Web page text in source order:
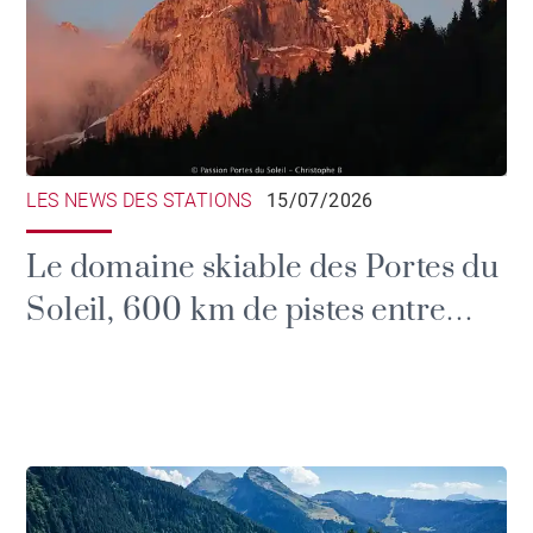
LES NEWS DES STATIONS 15/07/2026
Le domaine skiable des Portes du
Soleil, 600 km de pistes entre